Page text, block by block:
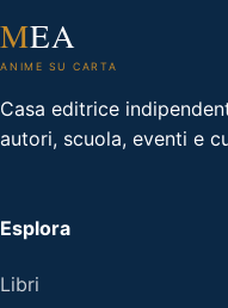
MEA
ANIME SU CARTA
Casa editrice
autori, scuola, eventi e
Esplora
Libri